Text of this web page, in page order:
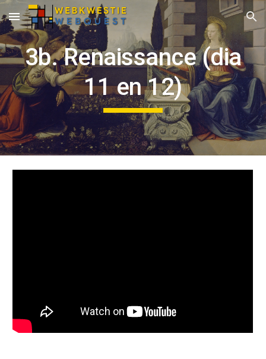
Skip to main content Skip to navigation
3b. Renaissance (dia
11 en 12)